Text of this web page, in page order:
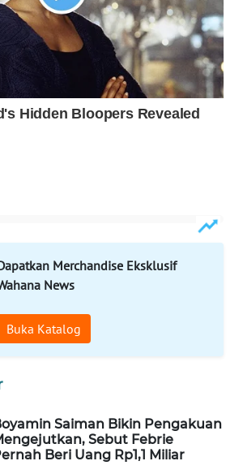
Merchandise Eksklusif
News
Buka Katalog
Saiman Bikin Pengakuan
Sebut Febrie
Beri Uang Rp1,1 Miliar